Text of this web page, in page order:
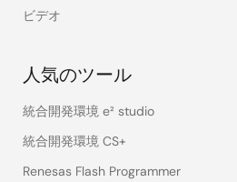
ビデオ
人気のツール
統合開発環境 e² studio
統合開発環境 CS+
Renesas Flash Programmer